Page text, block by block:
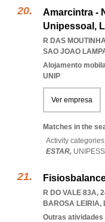
Amarcintra -
Unipessoal,
R DAS
SAO JOAO
Alojamento
UNIP
Ver empresa
Matches in the
Activity
ESTAR,
R DO VALE 83A,
BAROSA LEIRIA,
Outras atividades